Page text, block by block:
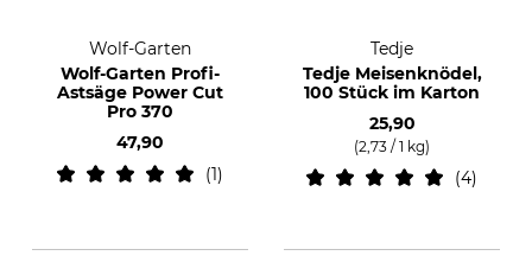
Wolf-Garten
Wolf-Garten Profi-
Astsäge Power Cut
Pro 370
47,90
1
Tedje
Tedje Meisenknödel,
100 Stück im Karton
25,90
(2,73 / 1 kg)
4